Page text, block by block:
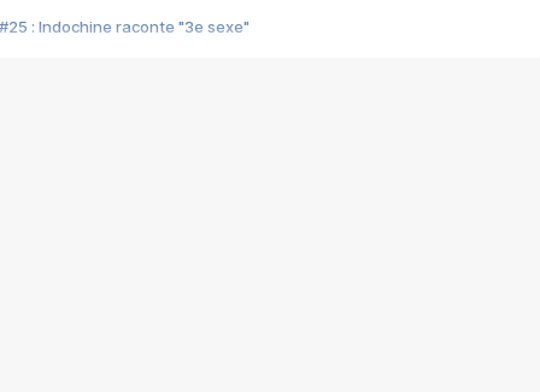
#25 : Indochine raconte "3e sexe"